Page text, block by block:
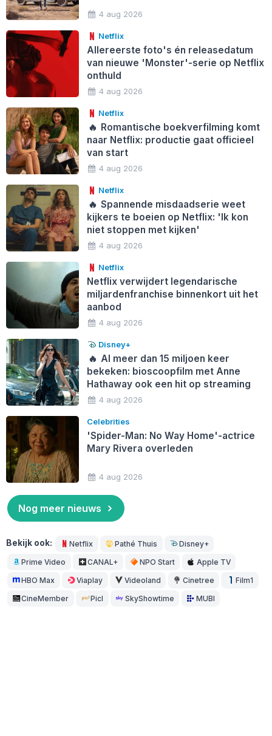
4 aug 2026
Netflix
Allereerste foto's én releasedatum
van nieuwe 'Monster'-serie op Netflix
onthuld
4 aug 2026
Netflix
🔥 Romantische boekverfilming komt
naar Netflix: productie gaat officieel
van start
4 aug 2026
Netflix
🔥 Spannende misdaadserie weet
kijkers te boeien op Netflix: 'Ik kon
niet stoppen met kijken'
4 aug 2026
Netflix
Netflix verwijdert legendarische
miljardenfranchise binnenkort uit het
aanbod
4 aug 2026
Disney+
🔥 Al meer dan 15 miljoen keer
bekeken: bioscoopfilm met Anne
Hathaway ook een hit op streaming
4 aug 2026
Celebrities
'Spider-Man: No Way Home'-actrice
Mary Rivera overleden
4 aug 2026
Nog meer nieuws
Bekijk ook: Netflix Pathé Thuis Disney+
Prime Video CANAL+ NPO Start Apple TV
HBO Max Viaplay Videoland Cinetree Film1
CineMember Picl SkyShowtime MUBI